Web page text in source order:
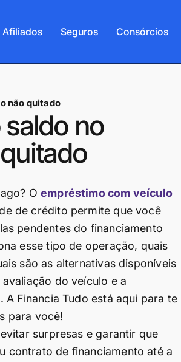
Afiliados Seguros Consórcios
não quitado
no
Oempréstimo com veículo
de crédito permite que você
pendentes do financiamento
esse tipo de operação, quais
são as alternativas disponíveis
do veículo e a
Financia Tudo está aqui para te
para você!
surpresas e garantir que
contrato de financiamento até a